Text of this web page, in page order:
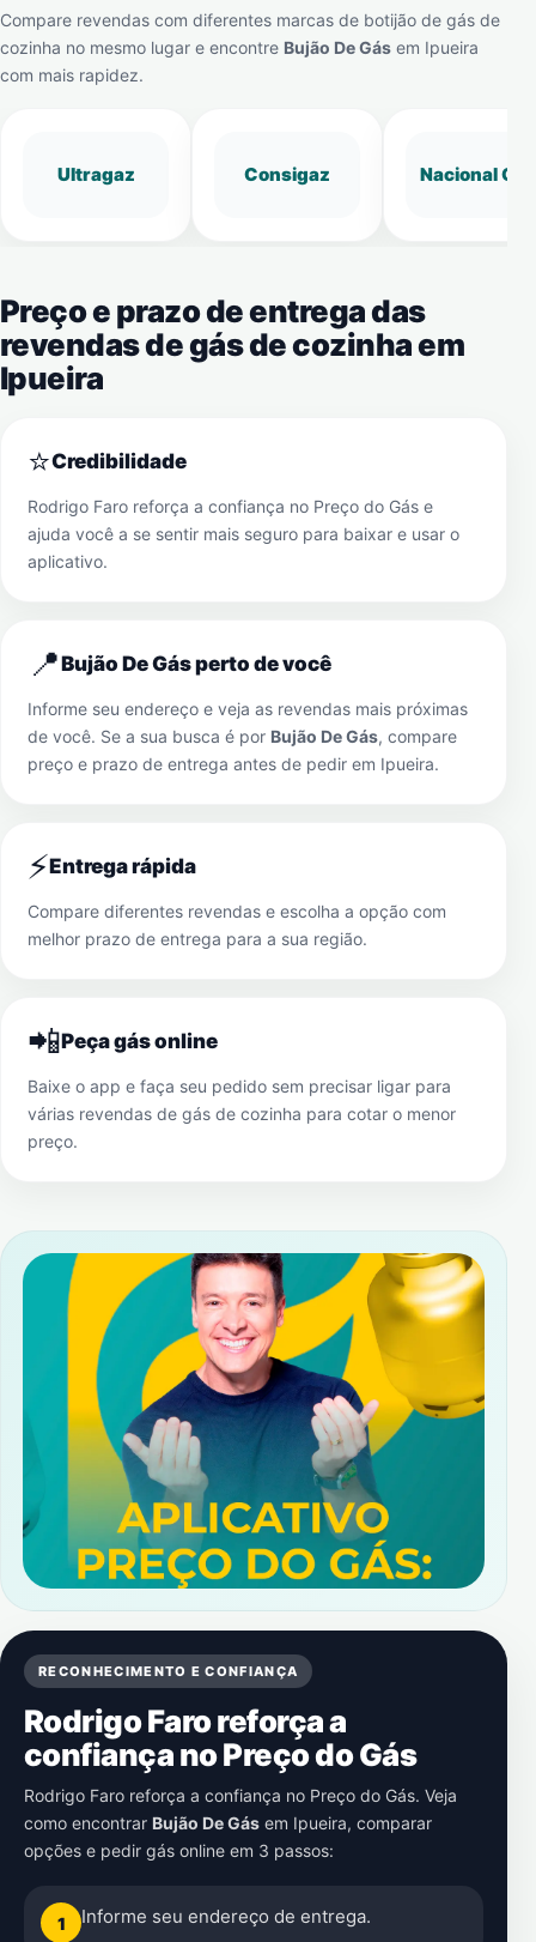
Compare revendas com diferentes marcas de botijão de gás de
cozinha no mesmo lugar e encontre Bujão De Gás em Ipueira
com mais rapidez.
Ultragaz Consigaz Nacional Gás
Preço e prazo de entrega das
revendas de gás de cozinha em
Ipueira
⭐Credibilidade
Rodrigo Faro reforça a confiança no Preço do Gás e
ajuda você a se sentir mais seguro para baixar e usar o
aplicativo.
📍Bujão De Gás perto de você
Informe seu endereço e veja as revendas mais próximas
de você. Se a sua busca é por Bujão De Gás, compare
preço e prazo de entrega antes de pedir em Ipueira.
⚡Entrega rápida
Compare diferentes revendas e escolha a opção com
melhor prazo de entrega para a sua região.
📲Peça gás online
Baixe o app e faça seu pedido sem precisar ligar para
várias revendas de gás de cozinha para cotar o menor
preço.
RECONHECIMENTO E CONFIANÇA
Rodrigo Faro reforça a
confiança no Preço do Gás
Rodrigo Faro reforça a confiança no Preço do Gás. Veja
como encontrar Bujão De Gás em Ipueira, comparar
opções e pedir gás online em 3 passos:
1 Informe seu endereço de entrega.